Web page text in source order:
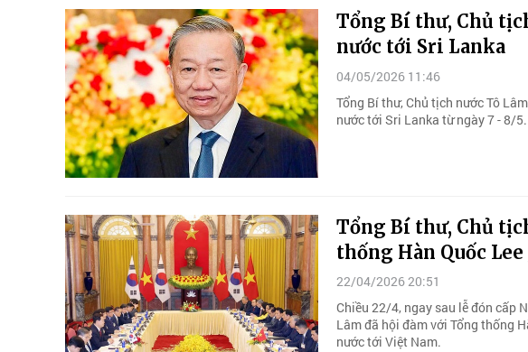
Tổng Bí thư, Chủ
nước tới Sri Lanka
04/05/2026 11:46
Tổng Bí thư, Chủ tịch nước Tô
nước tới Sri Lanka từ ngày 7 - 8/5.
Tổng Bí thư, Chủ
thống Hàn Quốc
22/04/2026 20:51
Chiều 22/4, ngay sau lễ đón cấp
Lâm đã hội đàm với Tổng thống
nước tới Việt Nam.